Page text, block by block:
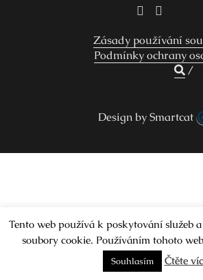
Zásady používání
Podmínky ochrany
Design by Smartcat
Tento web používá k poskytování služeb
soubory cookie. Používáním tohoto
Souhlasím Čtěte